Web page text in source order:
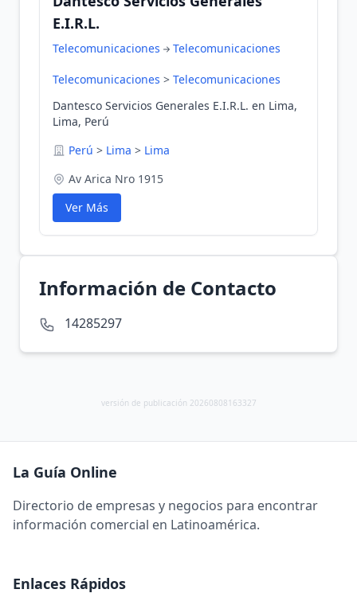
E.I.R.L.
Telecomunicaciones Telecomunicaciones
Telecomunicaciones > Telecomunicaciones
Dantesco Servicios Generales E.I.R.L. en Lima,
Lima, Perú
Perú > Lima > Lima
Av Arica Nro 1915
Ver Más
Información de Contacto
14285297
versión de publicación 20260808163327
La Guía Online
Directorio de empresas y negocios para encontrar
información comercial en Latinoamérica.
Enlaces Rápidos